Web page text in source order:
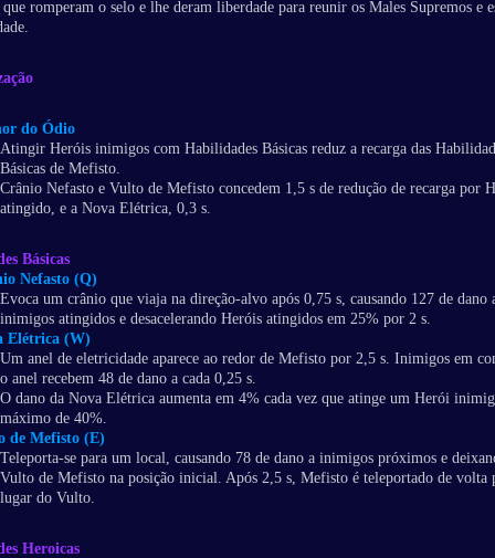
romperam o selo e lhe deram liberdade para reunir os Males Supremos e
do Ódio
Atingir Heróis inimigos com Habilidades Básicas reduz a recarga das
Básicas de Mefisto.
Crânio Nefasto e Vulto de Mefisto concedem 1,5 s de redução de recarga por
atingido, e a Nova Elétrica, 0,3 s.
Básicas
Nefasto (Q)
Evoca um crânio que viaja na direção-alvo após 0,75 s, causando 127 de dano
inimigos atingidos e desacelerando Heróis atingidos em 25% por 2 s.
Elétrica (W)
Um anel de eletricidade aparece ao redor de Mefisto por 2,5 s. Inimigos em
o anel recebem 48 de dano a cada 0,25 s.
O dano da Nova Elétrica aumenta em 4% cada vez que atinge um Herói
máximo de 40%.
de Mefisto (E)
Teleporta-se para um local, causando 78 de dano a inimigos próximos e
Vulto de Mefisto na posição inicial. Após 2,5 s, Mefisto é teleportado de volta
lugar do Vulto.
Heroicas